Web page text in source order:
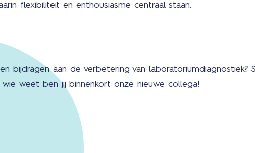
flexibiliteit en enthousiasme centraal staan.
bijdragen aan de verbetering van laboratoriumdiagnostiek?
weet ben jij binnenkort onze nieuwe collega!